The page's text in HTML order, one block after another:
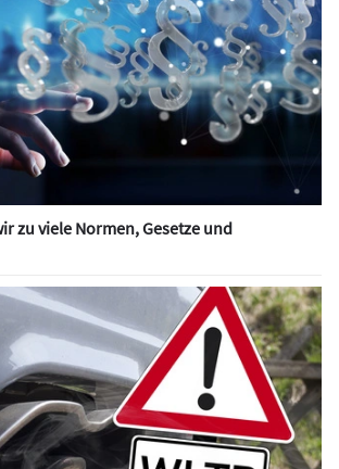
zu viele Normen, Gesetze und